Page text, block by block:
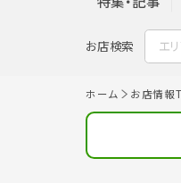
お店検索 エ
ホーム お店情報